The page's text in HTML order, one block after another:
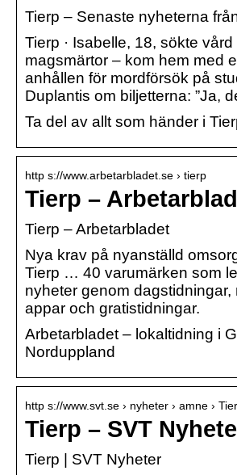
Tierp – Senaste nyheterna
Tierp · Isabelle, 18, sökte vård
magsmärtor – kom hem med
anhållen för mordförsök på
Duplantis om biljetterna: ”Ja,
Ta del av allt som händer i
http s://www.arbetarbladet.se › tierp
Tierp –
Tierp – Arbetarbladet
Nya krav på nyanställd
Tierp … 40 varumärken som
nyheter genom dagstidningar,
appar och gratistidningar.
Arbetarbladet – lokaltidning i
Norduppland
http s://www.svt.se › nyheter › amne ›
Tierp – SVT
Tierp | SVT Nyheter